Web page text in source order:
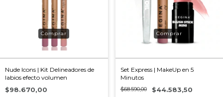
Nude Icons | Kit Delineadores de
labios efecto volumen
$98.670,00
Set Express | MakeUp en 5
Minutos
$68.590,00 $44.583,50